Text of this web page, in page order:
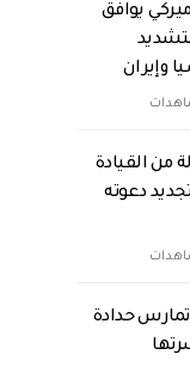
يوافق
وإيران
من القيادة
دعوته
حدادة